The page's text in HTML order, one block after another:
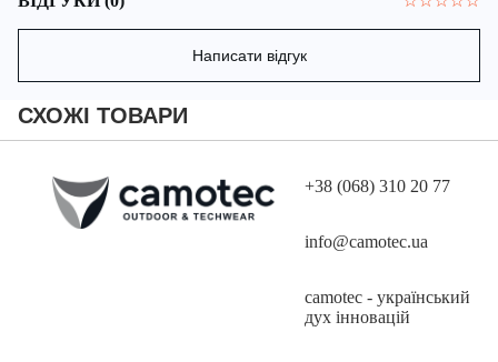
Всередині великих кишень на стегнах є по 2 маленькі із сітки,
Пояс має вставки із резинки, тому надійно фіксуються і без
Написати відгук
СХОЖІ ТОВАРИ
+38 (068) 310 20 77
info@camotec.ua
camotec - український
дух інновацій